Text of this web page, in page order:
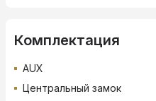
Комплектация
AUX
Центральный замок